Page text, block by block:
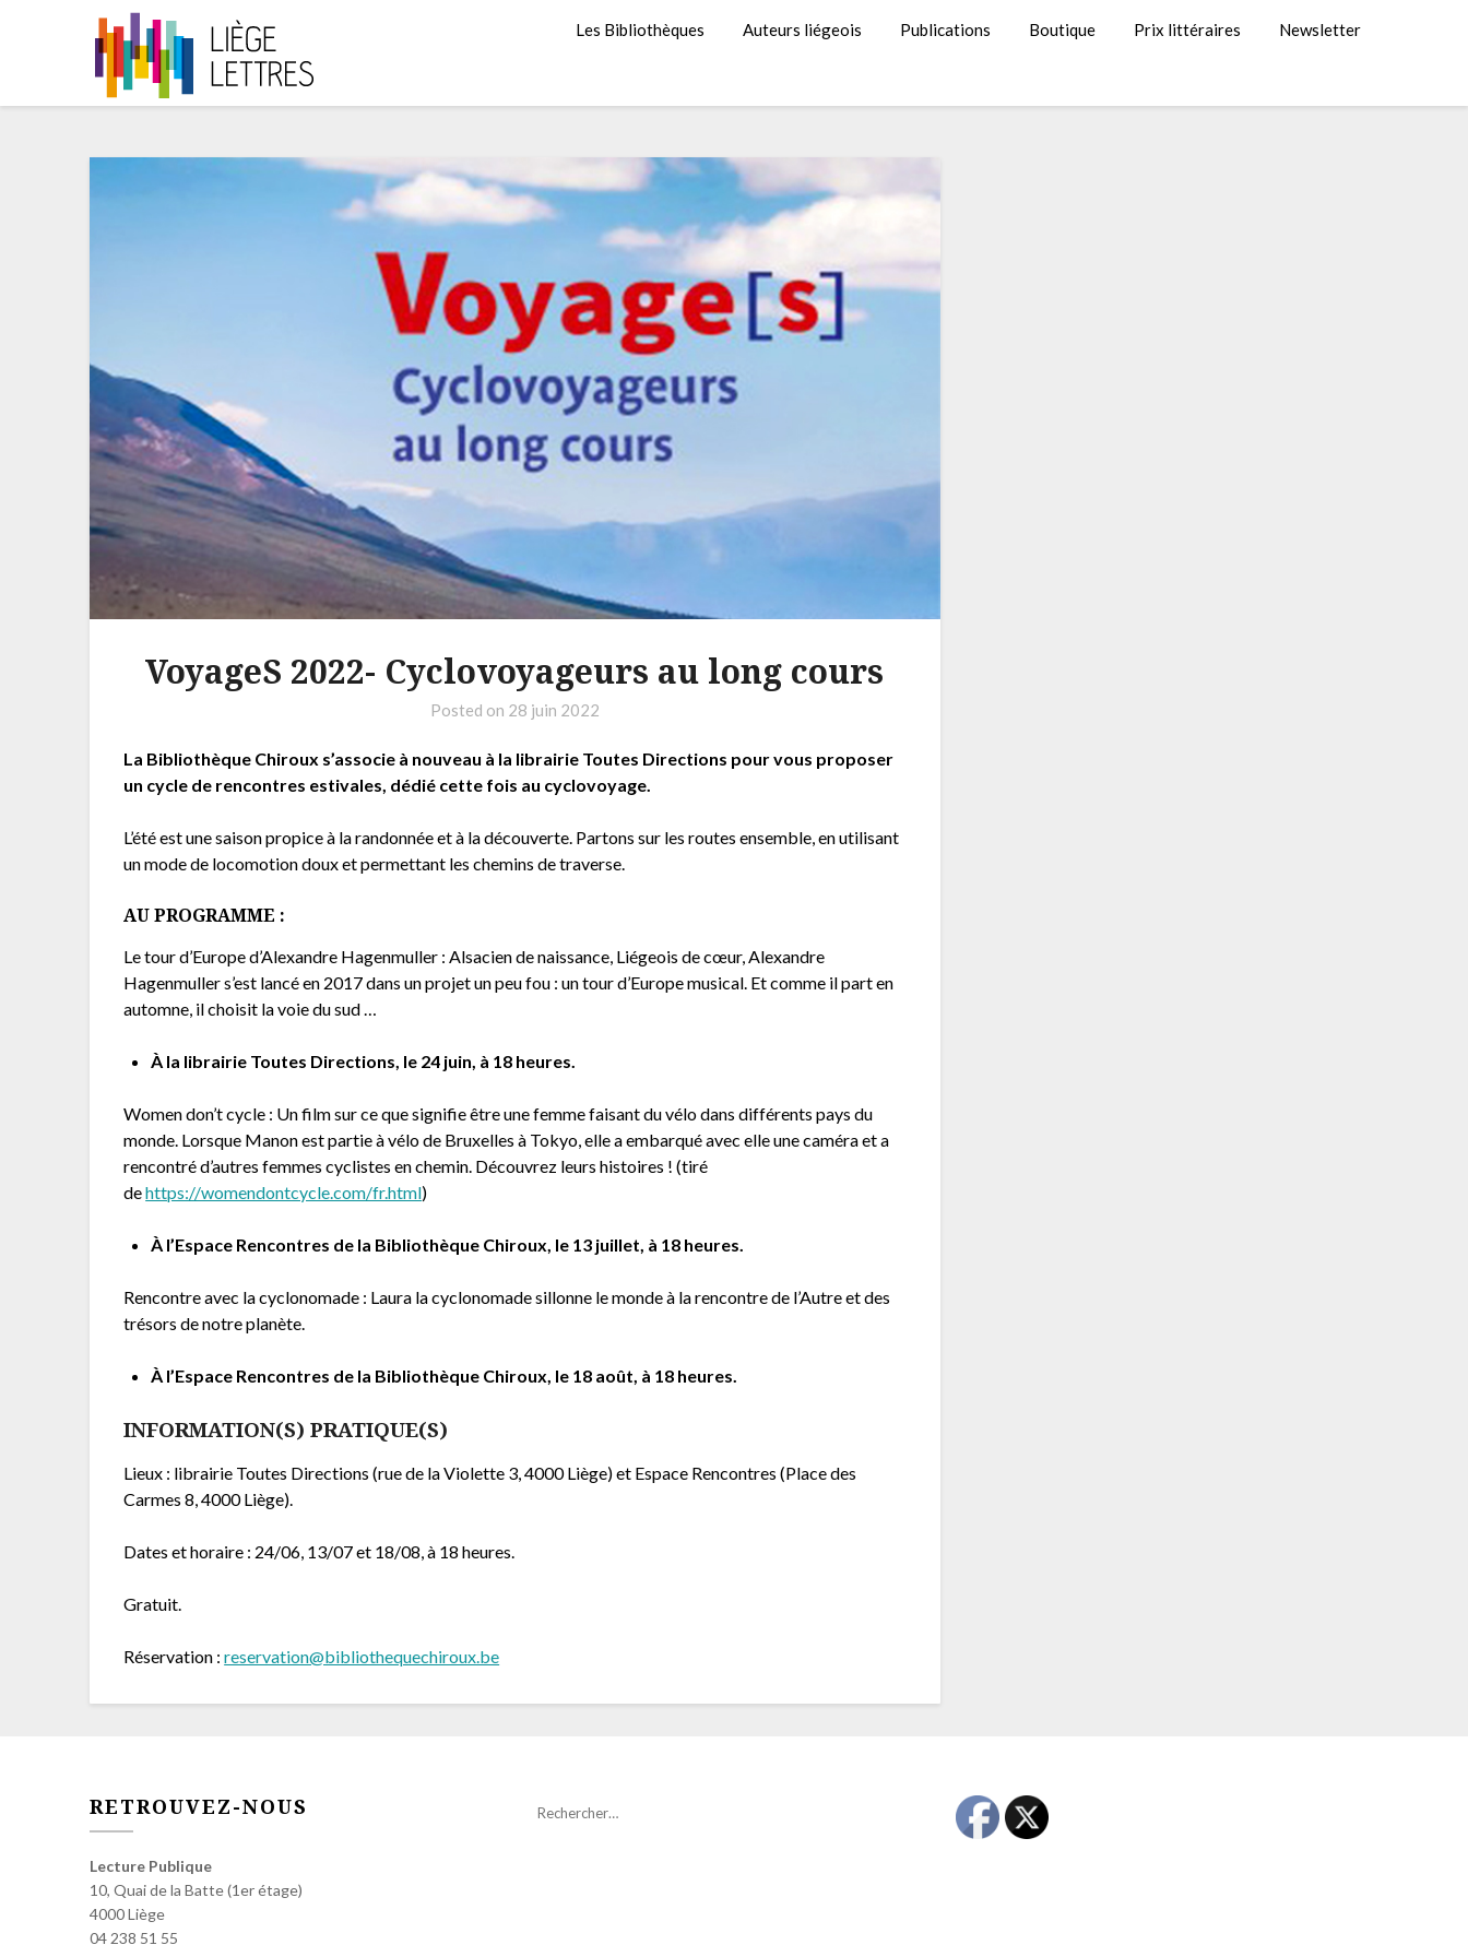
Les Bibliothèques Auteurs liégeois Publications Boutique Prix littéraires Newsletter
VoyageS 2022- Cyclovoyageurs au long cours
Posted on 28 juin 2022
La Bibliothèque Chiroux s’associe à nouveau à la librairie Toutes Directions pour vous proposer
un cycle de rencontres estivales, dédié cette fois au cyclovoyage.
L’été est une saison propice à la randonnée et à la découverte. Partons sur les routes ensemble, en utilisant
un mode de locomotion doux et permettant les chemins de traverse.
AU PROGRAMME :
Le tour d’Europe d’Alexandre Hagenmuller : Alsacien de naissance, Liégeois de cœur, Alexandre
Hagenmuller s’est lancé en 2017 dans un projet un peu fou : un tour d’Europe musical. Et comme il part en
automne, il choisit la voie du sud …
À la librairie Toutes Directions, le 24 juin, à 18 heures.
Women don’t cycle : Un film sur ce que signifie être une femme faisant du vélo dans différents pays du
monde. Lorsque Manon est partie à vélo de Bruxelles à Tokyo, elle a embarqué avec elle une caméra et a
rencontré d’autres femmes cyclistes en chemin. Découvrez leurs histoires ! (tiré
dehttps://womendontcycle.com/fr.html)
À l’Espace Rencontres de la Bibliothèque Chiroux, le 13 juillet, à 18 heures.
Rencontre avec la cyclonomade : Laura la cyclonomade sillonne le monde à la rencontre de l’Autre et des
trésors de notre planète.
À l’Espace Rencontres de la Bibliothèque Chiroux, le 18 août, à 18 heures.
INFORMATION(S) PRATIQUE(S)
Lieux : librairie Toutes Directions (rue de la Violette 3, 4000 Liège) et Espace Rencontres (Place des
Carmes 8, 4000 Liège).
Dates et horaire : 24/06, 13/07 et 18/08, à 18 heures.
Gratuit.
Réservation :reservation@bibliothequechiroux.be
RETROUVEZ-NOUS
Lecture Publique
10, Quai de la Batte (1er étage)
4000 Liège
04 238 51 55